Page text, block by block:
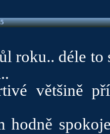
roku.. déle to
většině
hodně